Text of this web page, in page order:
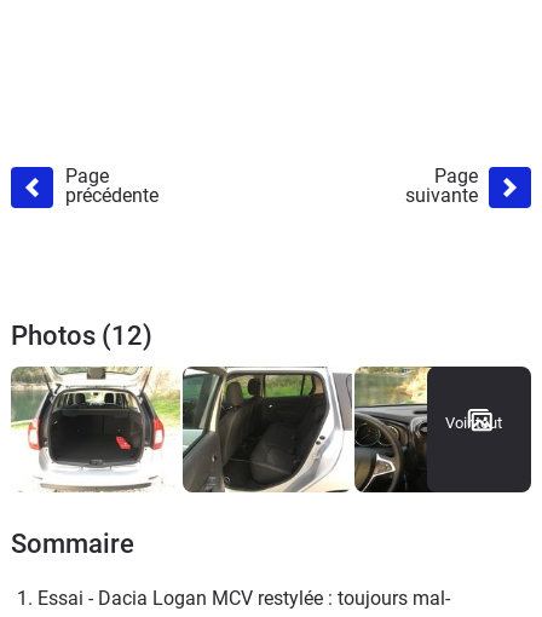
Page
précédente
Page
suivante
Photos (12)
Voir tout
Sommaire
1. Essai - Dacia Logan MCV restylée : toujours mal-